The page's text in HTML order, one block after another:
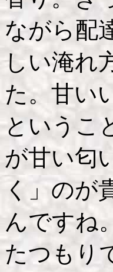
ながら配
しい淹れ
た。甘い
というこ
が甘い匂
く」のが
んですね
たつもり